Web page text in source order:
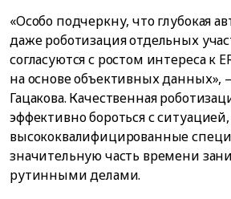
«Особо подчеркну, что глубокая
даже роботизация отдельных
согласуются с ростом интереса к
на основе объективных данных»,
Гацакова. Качественная
эффективно бороться с ситуацией,
высококвалифицированные
значительную часть времени
рутинными делами.